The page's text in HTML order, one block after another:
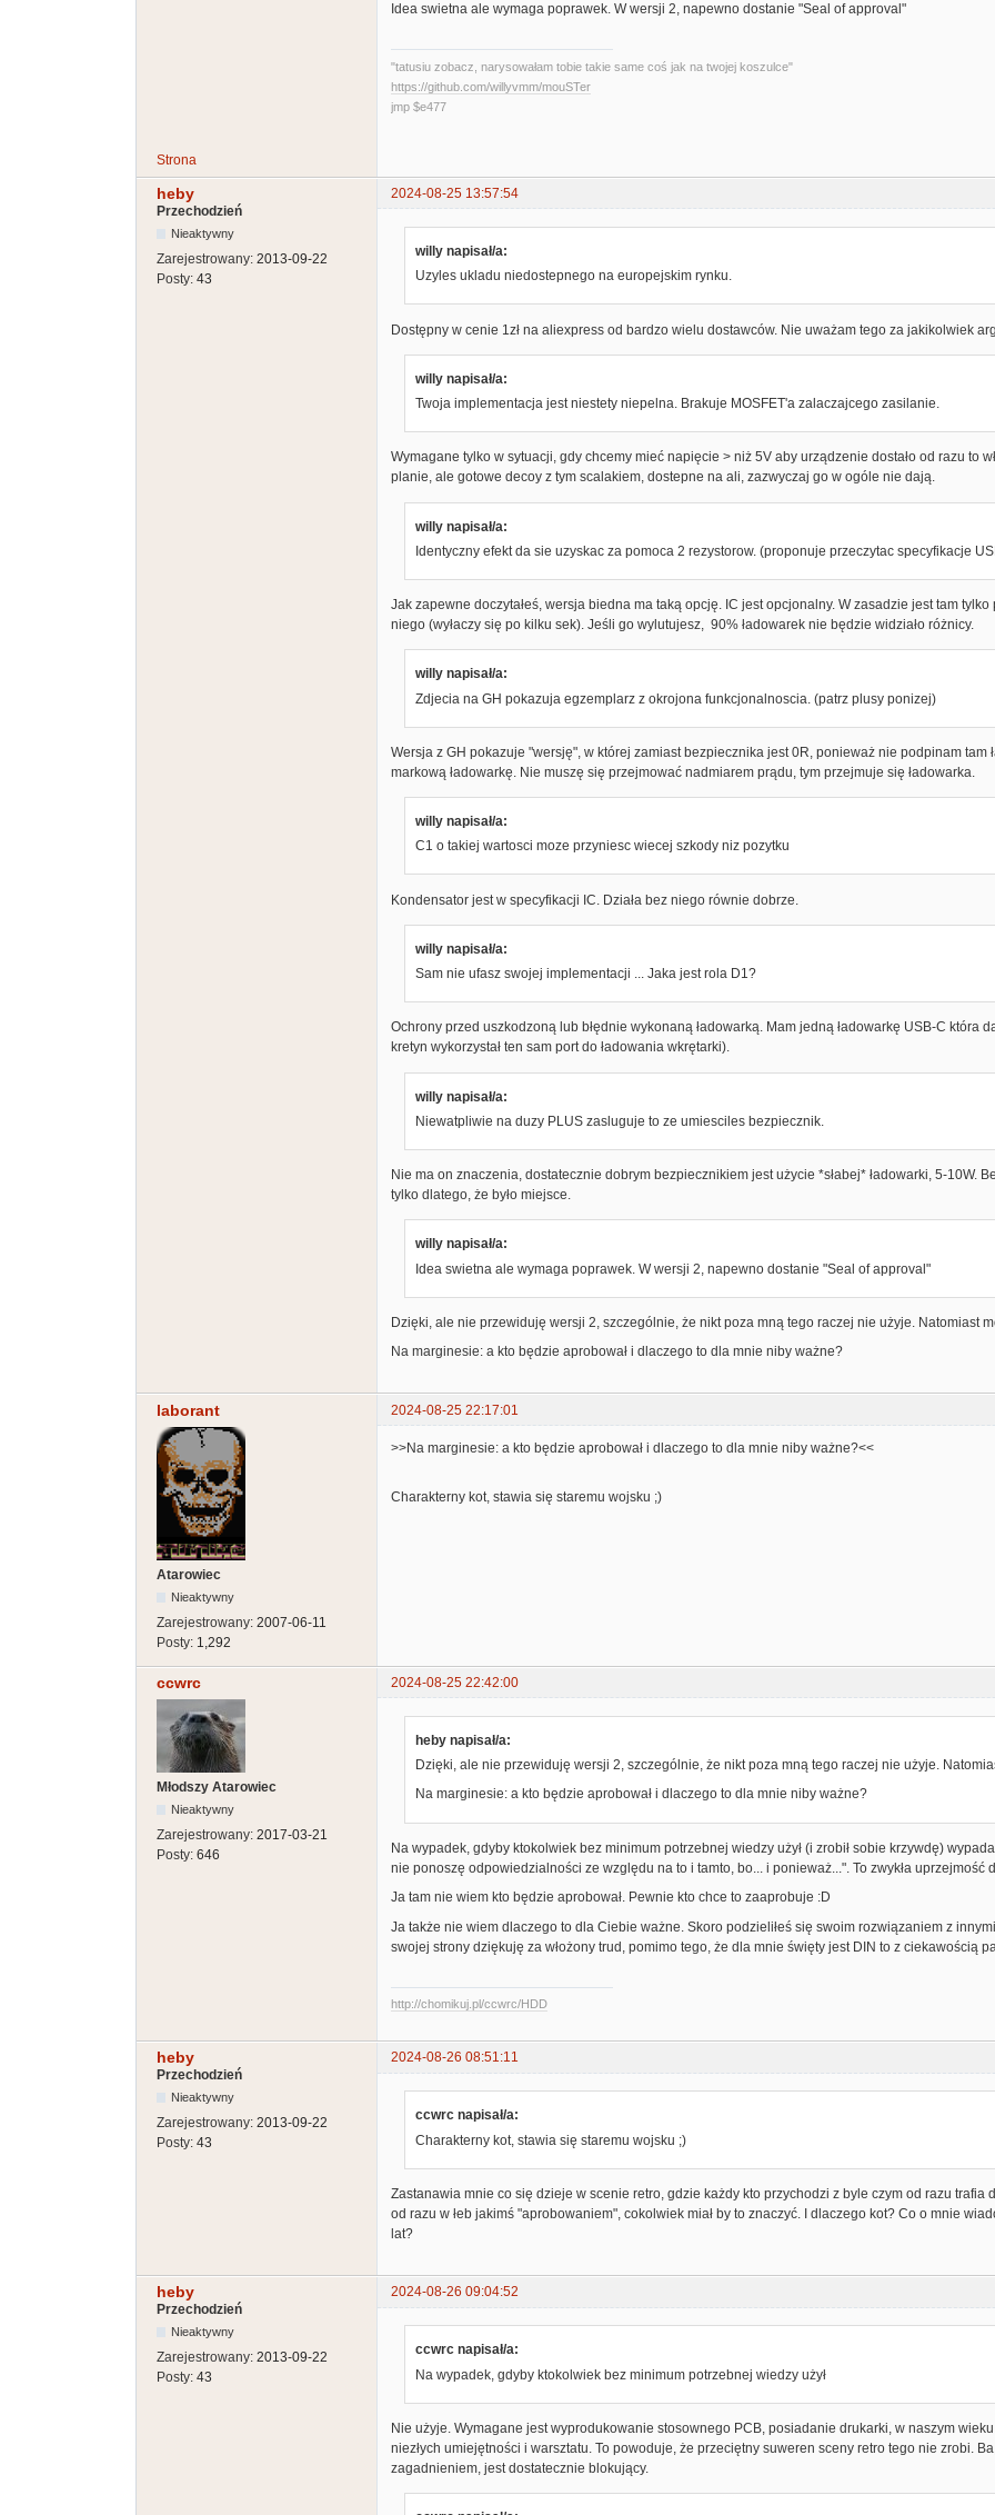
Idea swietna ale wymaga poprawek. W wersji 2, napewno dostanie "Seal of approval"
"tatusiu zobacz, narysowałam tobie takie same coś jak na twojej koszulce"
https://github.com/willyvmm/mouSTer
jmp $e477
Strona
heby
2024-08-25 13:57:54
Przechodzień
Nieaktywny
Zarejestrowany: 2013-09-22
Posty: 43
willy napisał/a:
Uzyles ukladu niedostepnego na europejskim rynku.
Dostępny w cenie 1zł na aliexpress od bardzo wielu dostawców. Nie uważam tego za jakikolwiek
willy napisał/a:
Twoja implementacja jest niestety niepelna. Brakuje MOSFET'a zalaczajcego zasilanie.
Wymagane tylko w sytuacji, gdy chcemy mieć napięcie > niż 5V aby urządzenie dostało od razu to
planie, ale gotowe decoy z tym scalakiem, dostepne na ali, zazwyczaj go w ogóle nie dają.
willy napisał/a:
Identyczny efekt da sie uzyskac za pomoca 2 rezystorow. (proponuje przeczytac specyfikacje
Jak zapewne doczytałeś, wersja biedna ma taką opcję. IC jest opcjonalny. W zasadzie jest tam
niego (wyłaczy się po kilku sek). Jeśli go wylutujesz, 90% ładowarek nie będzie widziało różnicy.
willy napisał/a:
Zdjecia na GH pokazuja egzemplarz z okrojona funkcjonalnoscia. (patrz plusy ponizej)
Wersja z GH pokazuje "wersję", w której zamiast bezpiecznika jest 0R, ponieważ nie podpinam
markową ładowarkę. Nie muszę się przejmować nadmiarem prądu, tym przejmuje się ładowarka.
willy napisał/a:
C1 o takiej wartosci moze przyniesc wiecej szkody niz pozytku
Kondensator jest w specyfikacji IC. Działa bez niego równie dobrze.
willy napisał/a:
Sam nie ufasz swojej implementacji ... Jaka jest rola D1?
Ochrony przed uszkodzoną lub błędnie wykonaną ładowarką. Mam jedną ładowarkę USB-C która
kretyn wykorzystał ten sam port do ładowania wkrętarki).
willy napisał/a:
Niewatpliwie na duzy PLUS zasluguje to ze umiesciles bezpiecznik.
Nie ma on znaczenia, dostatecznie dobrym bezpiecznikiem jest użycie *słabej* ładowarki, 5-10W.
tylko dlatego, że było miejsce.
willy napisał/a:
Idea swietna ale wymaga poprawek. W wersji 2, napewno dostanie "Seal of approval"
Dzięki, ale nie przewiduję wersji 2, szczególnie, że nikt poza mną tego raczej nie użyje. Natomiast
Na marginesie: a kto będzie aprobował i dlaczego to dla mnie niby ważne?
laborant 2024-08-25 22:17:01
Atarowiec
Nieaktywny
Zarejestrowany: 2007-06-11
Posty: 1,292
>>Na marginesie: a kto będzie aprobował i dlaczego to dla mnie niby ważne?<<
Charakterny kot, stawia się staremu wojsku ;)
ccwrc 2024-08-25 22:42:00
Młodszy Atarowiec
Nieaktywny
Zarejestrowany: 2017-03-21
Posty: 646
heby napisał/a:
Dzięki, ale nie przewiduję wersji 2, szczególnie, że nikt poza mną tego raczej nie użyje.
Na marginesie: a kto będzie aprobował i dlaczego to dla mnie niby ważne?
Na wypadek, gdyby ktokolwiek bez minimum potrzebnej wiedzy użył (i zrobił sobie krzywdę)
nie ponoszę odpowiedzialności ze względu na to i tamto, bo... i ponieważ...". To zwykła
Ja tam nie wiem kto będzie aprobował. Pewnie kto chce to zaaprobuje :D
Ja także nie wiem dlaczego to dla Ciebie ważne. Skoro podzieliłeś się swoim rozwiązaniem z
swojej strony dziękuję za włożony trud, pomimo tego, że dla mnie święty jest DIN to z ciekawością
http://chomikuj.pl/ccwrc/HDD
heby
2024-08-26 08:51:11
Przechodzień
Nieaktywny
Zarejestrowany: 2013-09-22
Posty: 43
ccwrc napisał/a:
Charakterny kot, stawia się staremu wojsku ;)
Zastanawia mnie co się dzieje w scenie retro, gdzie każdy kto przychodzi z byle czym od razu trafia
od razu w łeb jakimś "aprobowaniem", cokolwiek miał by to znaczyć. I dlaczego kot? Co o mnie
lat?
heby
2024-08-26 09:04:52
Przechodzień
Nieaktywny
Zarejestrowany: 2013-09-22
Posty: 43
ccwrc napisał/a:
Na wypadek, gdyby ktokolwiek bez minimum potrzebnej wiedzy użył
Nie użyje. Wymagane jest wyprodukowanie stosownego PCB, posiadanie drukarki, w naszym
niezłych umiejętności i warsztatu. To powoduje, że przeciętny suweren sceny retro tego nie zrobi.
zagadnieniem, jest dostatecznie blokujący.